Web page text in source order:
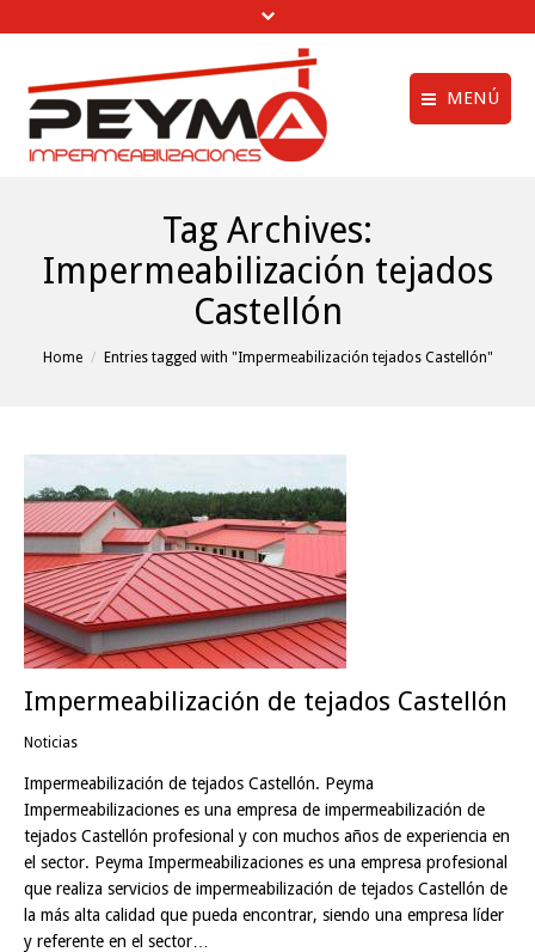
MENÚ
Obras Realizadas
Trabajos de
Impermeabilización
Vídeos
Contactar
Política de cookies
Tag Archives:
Impermeabilización tejados
Castellón
You are here:
Home Entries tagged with "Impermeabilización tejados Castellón"
Impermeabilización de tejados Castellón
Noticias
Impermeabilización de tejados Castellón. Peyma
Impermeabilizaciones es una empresa de impermeabilización de
tejados Castellón profesional y con muchos años de experiencia en
el sector. Peyma Impermeabilizaciones es una empresa profesional
que realiza servicios de impermeabilización de tejados Castellón de
la más alta calidad que pueda encontrar, siendo una empresa líder
y referente en el sector…